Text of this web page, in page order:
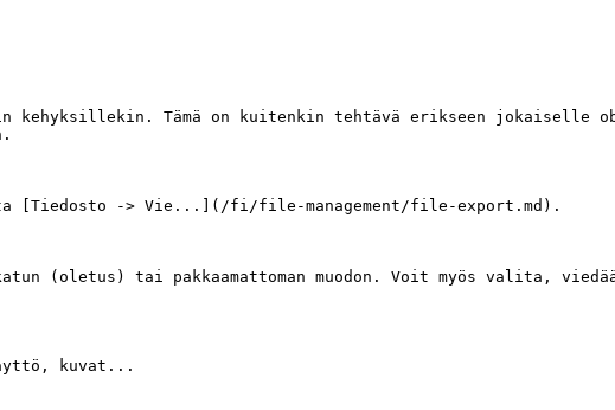
kehyksillekin. Tämä on kuitenkin tehtävä erikseen jokaiselle
[Tiedosto -> Vie...](/fi/file-management/file-export.md).
(oletus) tai pakkaamattoman muodon. Voit myös valita,
kuvat...